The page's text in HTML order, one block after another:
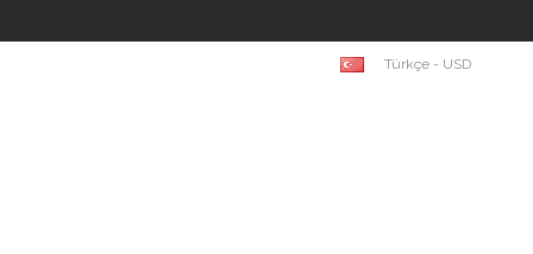
Türkçe - USD